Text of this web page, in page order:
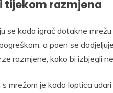
tijekom razmjena
se kada igrač dotakne
a poen se
razmjene, kako bi izbjegli
mrežom je kada loptica